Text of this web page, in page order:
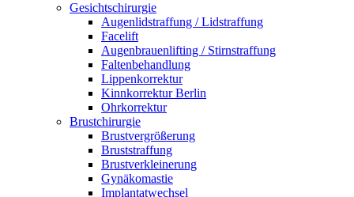
Gesichtschirurgie
Augenlidstraffung / Lidstraffung
Facelift
Augenbrauenlifting / Stirnstraffung
Faltenbehandlung
Lippenkorrektur
Kinnkorrektur Berlin
Ohrkorrektur
Brustchirurgie
Brustvergrößerung
Bruststraffung
Brustverkleinerung
Gynäkomastie
Implantatwechsel